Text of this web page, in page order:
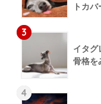
トカ
3
イタグ
骨格を
4